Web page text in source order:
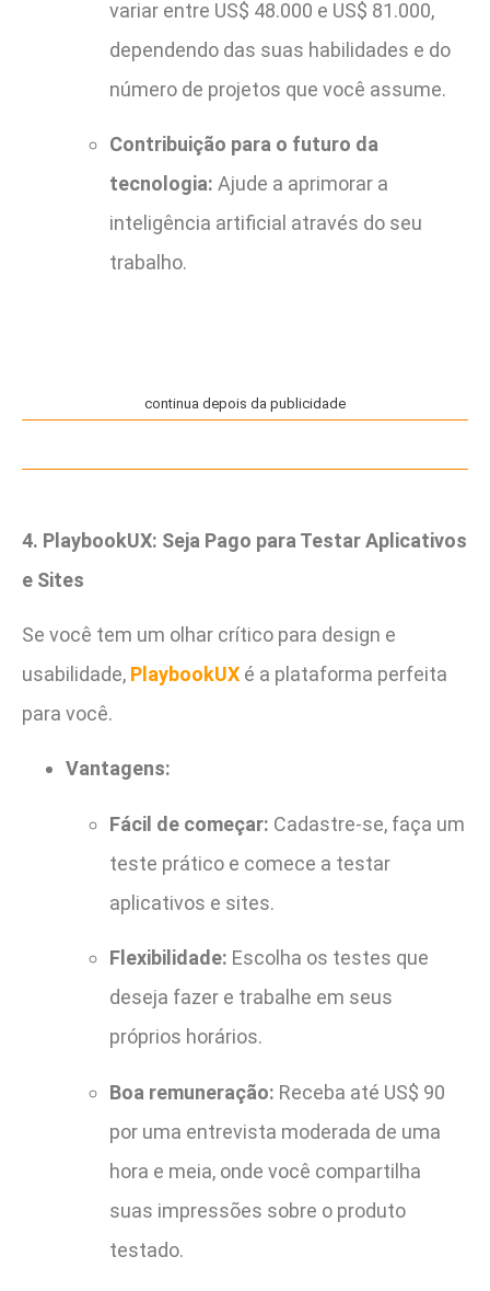
variar entre US$ 48.000 e US$ 81.000,
dependendo das suas habilidades e do
número de projetos que você assume.
Contribuição para o futuro da
tecnologia: Ajude a aprimorar a
inteligência artificial através do seu
trabalho.
continua depois da publicidade
4. PlaybookUX: Seja Pago para Testar Aplicativos
e Sites
Se você tem um olhar crítico para design e
usabilidade, PlaybookUX é a plataforma perfeita
para você.
Vantagens:
Fácil de começar: Cadastre-se, faça um
teste prático e comece a testar
aplicativos e sites.
Flexibilidade: Escolha os testes que
deseja fazer e trabalhe em seus
próprios horários.
Boa remuneração: Receba até US$ 90
por uma entrevista moderada de uma
hora e meia, onde você compartilha
suas impressões sobre o produto
testado.